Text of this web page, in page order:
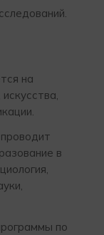
на
в
по